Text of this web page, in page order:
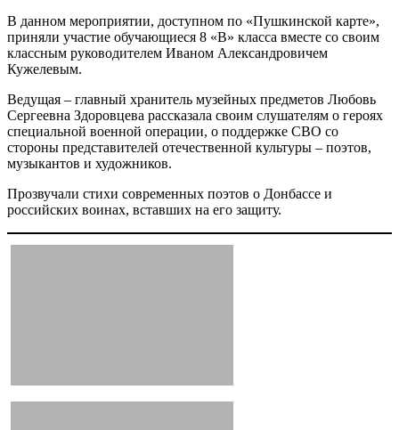
В данном мероприятии, доступном по «Пушкинской карте»,
приняли участие обучающиеся 8 «В» класса вместе со своим
классным руководителем Иваном Александровичем
Кужелевым.
Ведущая – главный хранитель музейных предметов Любовь
Сергеевна Здоровцева рассказала своим слушателям о героях
специальной военной операции, о поддержке СВО со
стороны представителей отечественной культуры – поэтов,
музыкантов и художников.
Прозвучали стихи современных поэтов о Донбассе и
российских воинах, вставших на его защиту.